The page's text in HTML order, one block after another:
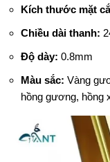
Kích thước mặt
Chiều dài thanh:
Độ dày: 0.8mm
Màu sắc: Vàng
hồng gương,